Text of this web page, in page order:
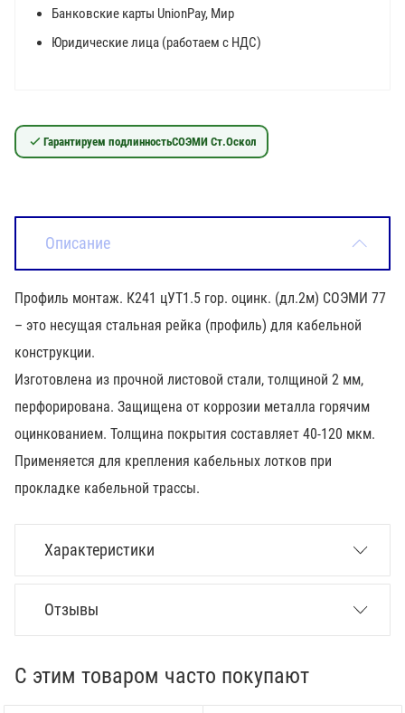
Банковские карты UnionPay, Мир
Юридические лица (работаем с НДС)
Гарантируем подлинностьСОЭМИ Ст.Оскол
Описание
Профиль монтаж. К241 цУТ1.5 гор. оцинк. (дл.2м) СОЭМИ 77
– это несущая стальная рейка (профиль) для кабельной
конструкции.
Изготовлена из прочной листовой стали, толщиной 2 мм,
перфорирована. Защищена от коррозии металла горячим
оцинкованием. Толщина покрытия составляет 40-120 мкм.
Применяется для крепления кабельных лотков при
прокладке кабельной трассы.
Характеристики
Отзывы
С этим товаром часто покупают